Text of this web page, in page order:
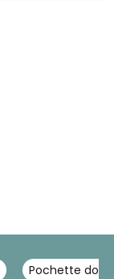
Pochette